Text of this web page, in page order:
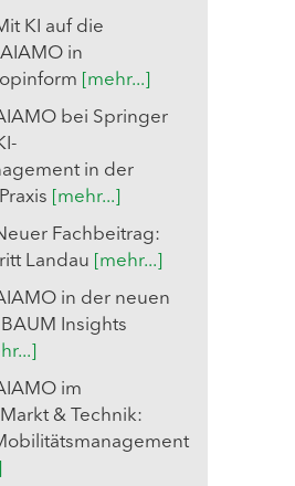
KI auf die
in
[mehr...]
bei Springer
in der
[mehr...]
Fachbeitrag:
Landau
[mehr...]
in der neuen
Insights
im
& Technik: